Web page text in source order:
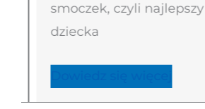
smoczek, czyli najlepszy
dziecka